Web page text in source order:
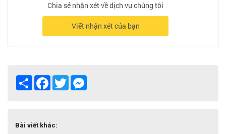
Chia sẻ nhận xét về dịch vụ chúng tôi
Viết nhận xét của bạn
Share Facebook
Twitter
Bài viết khác: